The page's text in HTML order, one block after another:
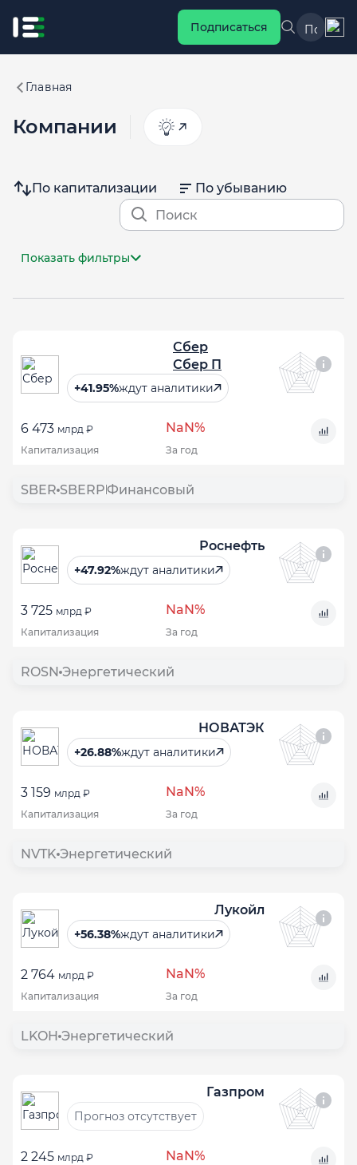
Подписаться
Главная
Компании
Показать фильтры
По капитализации По убыванию
Сбер
Сбер П
+41.95%ждут аналитики
6 473 млрд ₽ NaN%
Капитализация За год
SBER SBERPФинансовый
Роснефть
+47.92%ждут аналитики
3 725 млрд ₽ NaN%
Капитализация За год
ROSN Энергетический
НОВАТЭК
+26.88%ждут аналитики
3 159 млрд ₽ NaN%
Капитализация За год
NVTK Энергетический
Лукойл
+56.38%ждут аналитики
2 764 млрд ₽ NaN%
Капитализация За год
LKOH Энергетический
Газпром
Прогноз отсутствует
2 245 млрд ₽ NaN%